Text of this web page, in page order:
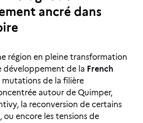
ancré dans
région en pleine transformation
développement de la French
mutations de la filière
autour de Quimper,
la reconversion de certains
ou encore les tensions de